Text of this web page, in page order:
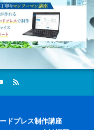
ドプレス制作講座